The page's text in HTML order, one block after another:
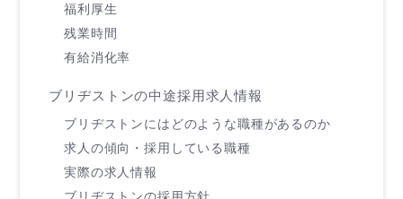
福利厚生
残業時間
有給消化率
ブリヂストンの中途採用求人情報
ブリヂストンにはどのような職種があるのか
求人の傾向・採用している職種
実際の求人情報